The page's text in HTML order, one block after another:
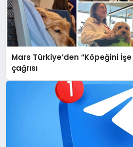
Mars Türkiye’den “Köpeğini
çağrısı